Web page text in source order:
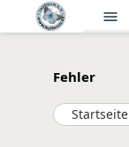
menu
Fehler
Startseite